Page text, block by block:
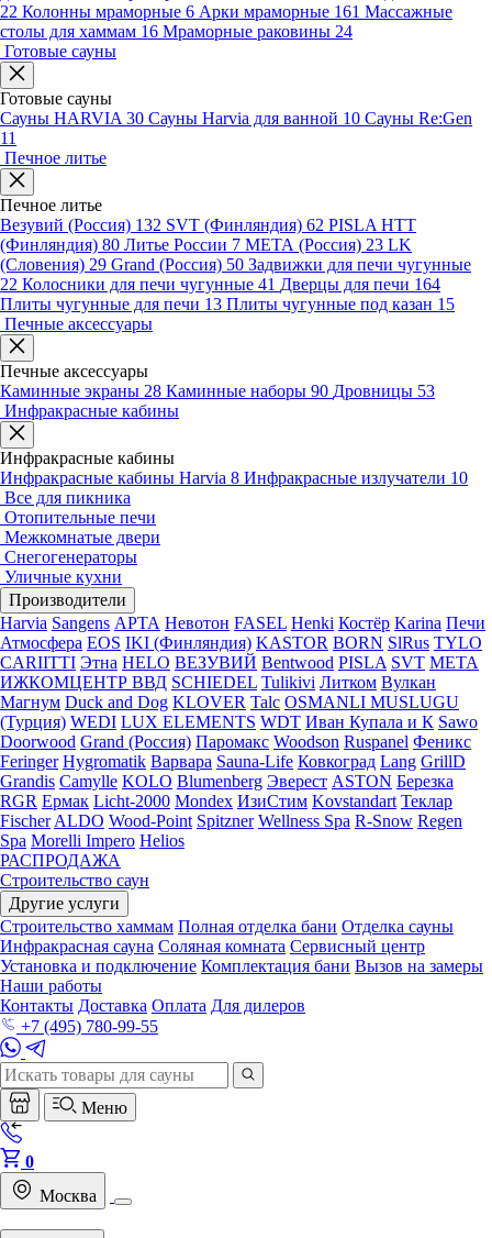
22 Колонны мраморные 6 Арки мраморные 161 Массажные
столы для хаммам 16 Мраморные раковины 24
Готовые сауны
Готовые сауны
Сауны HARVIA 30 Сауны Harvia для ванной 10 Сауны Re:Gen
11
Печное литье
Печное литье
Везувий (Россия) 132 SVT (Финляндия) 62 PISLA HTT
(Финляндия) 80 Литье России 7 МЕТА (Россия) 23 LK
(Словения) 29 Grand (Россия) 50 Задвижки для печи чугунные
22 Колосники для печи чугунные 41 Дверцы для печи 164
Плиты чугунные для печи 13 Плиты чугунные под казан 15
Печные аксессуары
Печные аксессуары
Каминные экраны 28 Каминные наборы 90 Дровницы 53
Инфракрасные кабины
Инфракрасные кабины
Инфракрасные кабины Harvia 8 Инфракрасные излучатели 10
Все для пикника
Отопительные печи
Межкомнатые двери
Снегогенераторы
Уличные кухни
Производители
Harvia Sangens АРТА Невотон FASEL Henki Костёр Karina Печи
Атмосфера EOS IKI (Финляндия) KASTOR BORN SlRus TYLO
CARIITTI Этна HELO ВЕЗУВИЙ Bentwood PISLA SVT МЕТА
ИЖКОМЦЕНТР ВВД SCHIEDEL Tulikivi Литком Вулкан
Магнум Duck and Dog KLOVER Talc OSMANLI MUSLUGU
(Турция) WEDI LUX ELEMENTS WDT Иван Купала и К Sawo
Doorwood Grand (Россия) Паромакс Woodson Ruspanel Феникс
Feringer Hygromatik Варвара Sauna-Life Ковкоград Lang GrillD
Grandis Camylle KOLO Blumenberg Эверест ASTON Березка
RGR Ермак Licht-2000 Mondex ИзиСтим Kovstandart Теклар
Fischer ALDO Wood-Point Spitzner Wellness Spa R-Snow Regen
Spa Morelli Impero Helios
РАСПРОДАЖА
Строительство саун
Другие услуги
Строительство хаммам Полная отделка бани Отделка сауны
Инфракрасная сауна Соляная комната Сервисный центр
Установка и подключение Комплектация бани Вызов на замеры
Наши работы
Контакты Доставка Оплата Для дилеров
+7 (495) 780-99-55
Меню
0
Москва